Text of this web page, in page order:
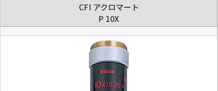
CFI アクロマート
P 10X